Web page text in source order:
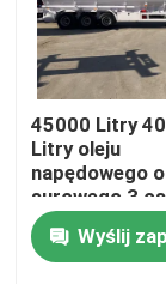
O nas
Wycieczka
Kontrola
Skontaktuj
45000 Litry
Litry oleju
napędowego
surowego 3
benzyny
ciekłego
czołgów
Wyślij